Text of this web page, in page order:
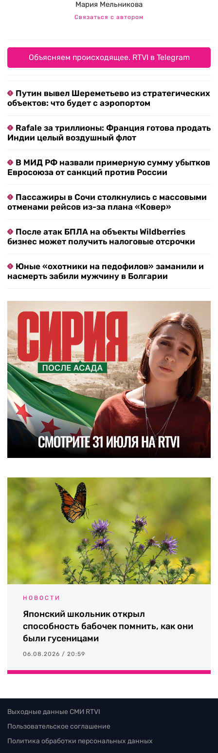
Мария Мельникова
Связаться с автором
Объясняем происходящее. RTVI в Telegram
Путин вывел Шереметьево из стратегических
объектов: что будет с аэропортом
Rafale за триллионы: Франция готова продать
Индии целый воздушный флот
В МИД РФ назвали примерную сумму убытков
Евросоюза от санкций против России
Пассажиры в Сочи столкнулись с массовыми
отменами рейсов из-за плана «Ковер»
После атак БПЛА на объекты Wildberries
бизнес может получить налоговые отсрочки
Юные «охотники на педофилов» заманили и
насмерть забили мужчину в Болгарии
НОВОСТИ
Японский школьник открыл
способность бабочек помнить, как они
были гусеницами
06.08.2026 / 20:59
Выходные данные СМИ RTVI
Пользовательское соглашение
Политика обработки персональных данных